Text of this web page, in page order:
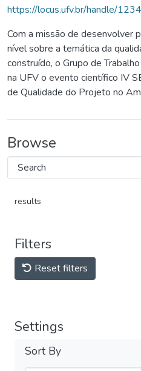
https://locus.ufv.br/handle/
Com a missão de desenvolver
nível sobre a temática da
construído, o Grupo de
na UFV o evento científico IV
de Qualidade do Projeto no
Browse
results
Filters
Reset filters
Settings
Sort By